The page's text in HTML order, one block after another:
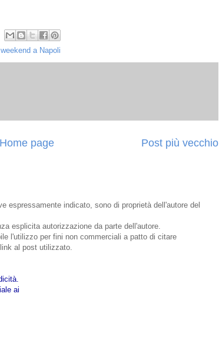
weekend a Napoli
Post più vecchio
Home page
espressamente indicato, sono di proprietà dell'autore del
esplicita autorizzazione da parte dell'autore.
l'utilizzo per fini non commerciali a patto di citare
al post utilizzato.
ai